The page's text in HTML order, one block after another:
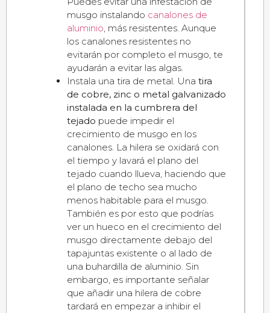
musgo instalando canalones de
aluminio, más resistentes. Aunque
los canalones resistentes no
evitarán por completo el musgo, te
ayudarán a evitar las algas.
Instala una tira de metal. Una tira
de cobre, zinc o metal galvanizado
instalada en la cumbrera del
tejado puede impedir el
crecimiento de musgo en los
canalones. La hilera se oxidará con
el tiempo y lavará el plano del
tejado cuando llueva, haciendo que
el plano de techo sea mucho
menos habitable para el musgo.
También es por esto que podrías
ver un hueco en el crecimiento del
musgo directamente debajo del
tapajuntas existente o al lado de
una buhardilla de aluminio. Sin
embargo, es importante señalar
que añadir una hilera de cobre
tardará en empezar a inhibir el